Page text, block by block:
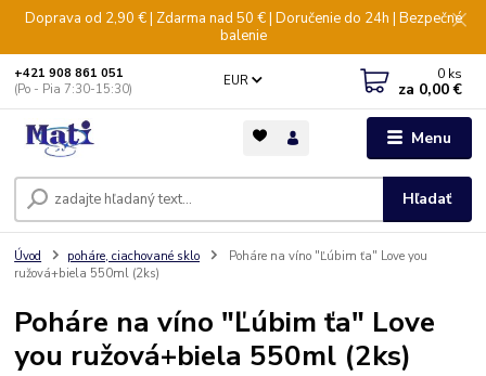
Doprava od 2,90 € | Zdarma nad 50 € | Doručenie do 24h | Bezpečné
balenie
Menu
EUR
Hľadať
+421 908 861 051
(Po - Pia 7:30-15:30)
0 ks
za 0,00 €
Úvod poháre, ciachované sklo
Poháre na víno "Ľúbim ťa" Love you
ružová+biela 550ml (2ks)
Poháre na víno "Ľúbim ťa" Love
you ružová+biela 550ml (2ks)